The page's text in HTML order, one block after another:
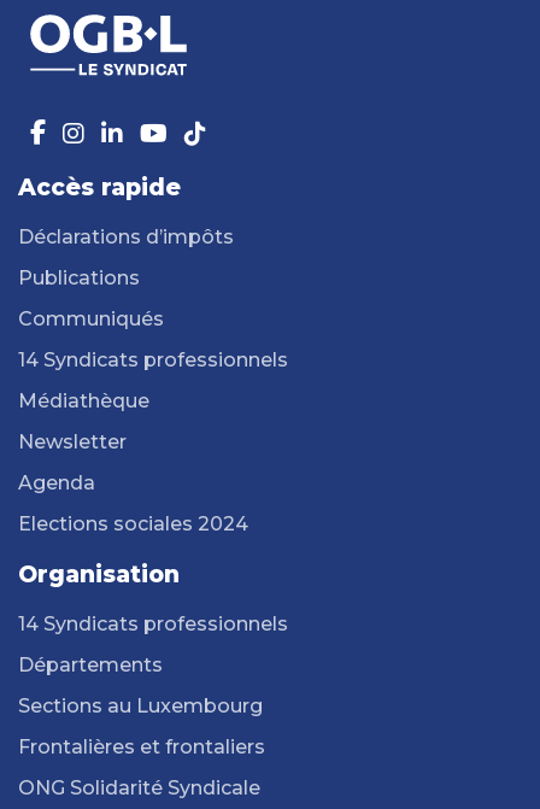
Accès rapide
Déclarations d’impôts
Publications
Communiqués
14 Syndicats professionnels
Médiathèque
Newsletter
Agenda
Elections sociales 2024
Organisation
14 Syndicats professionnels
Départements
Sections au Luxembourg
Frontalières et frontaliers
ONG Solidarité Syndicale